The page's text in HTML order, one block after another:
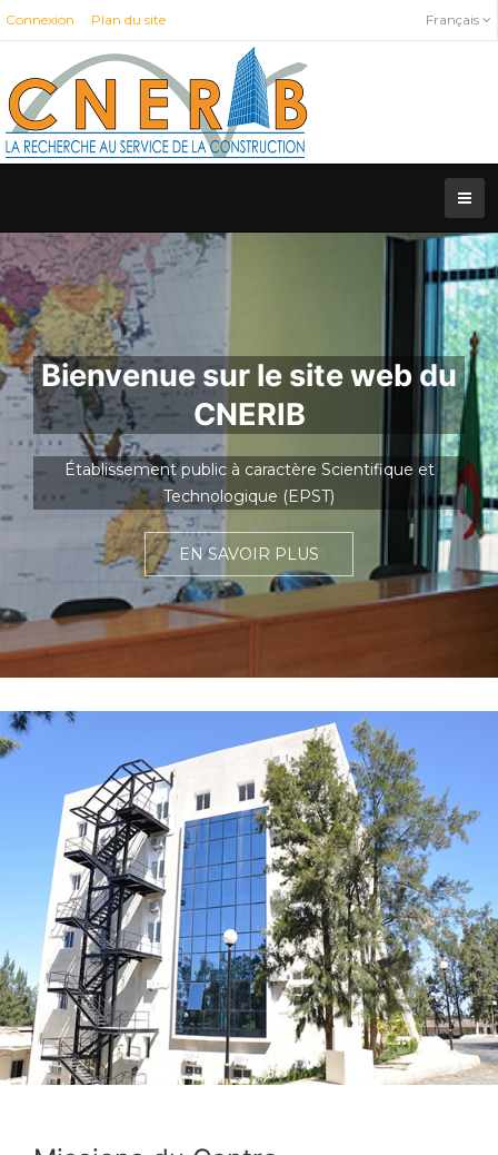
Connexion Plan du site Français
Bienvenue sur le site web du
CNERIB
Établissement public à caractère Scientifique et
Technologique (EPST)
EN SAVOIR PLUS